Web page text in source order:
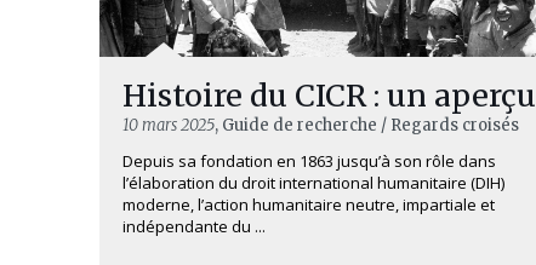
Histoire du CICR : un aperçu
10 mars 2025, Guide de recherche / Regards croisés
Depuis sa fondation en 1863 jusqu’à son rôle dans
l’élaboration du droit international humanitaire (DIH)
moderne, l’action humanitaire neutre, impartiale et
indépendante du ...